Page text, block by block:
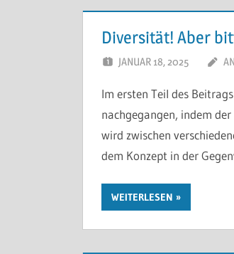
Diversität! Aber
JANUAR 18, 2025
Im ersten Teil des
nachgegangen, indem
wird zwischen
dem Konzept in der
WEITERLESEN